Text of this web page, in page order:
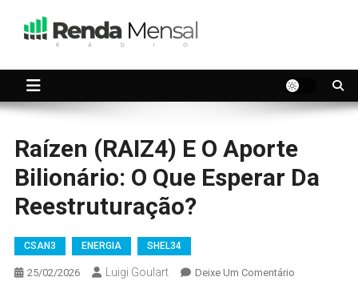
Raízen (RAIZ4) E O Aporte
Bilionário: O Que Esperar Da
Reestruturação?
CSAN3 ENERGIA SHEL34
25/02/2026 Luigi Goulart Deixe Um ComentárioOn